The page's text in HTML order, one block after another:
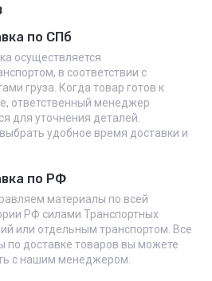
по СПб
осуществляется
в соответствии с
груза. Когда товар готов к
ответственный менеджер
для уточнения деталей.
удобное время доставки и
по РФ
материалы по всей
РФ силами Транспортных
или отдельным транспортом. Все
по доставке товаров вы можете
с нашим менеджером.